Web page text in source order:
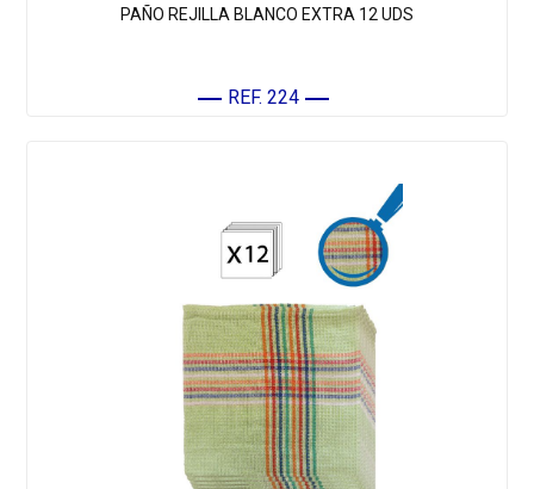
PAÑO REJILLA BLANCO EXTRA 12 UDS
REF. 224